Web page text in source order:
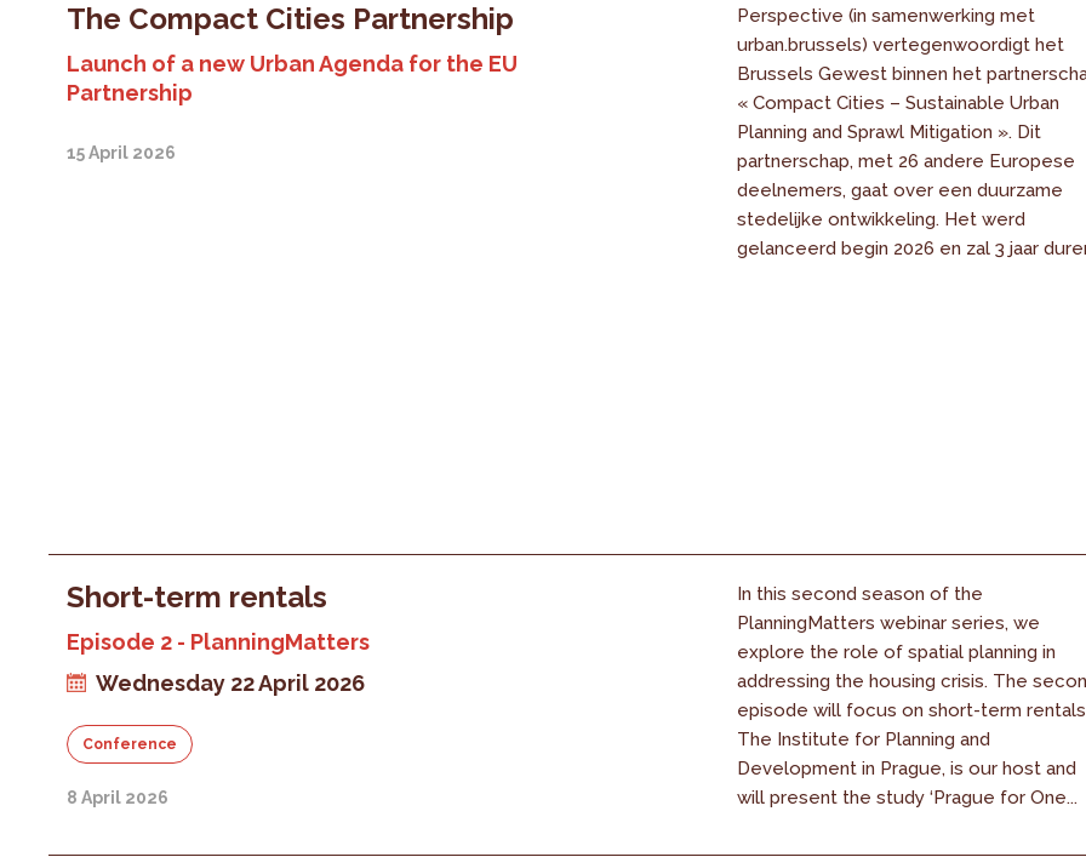
The Compact Cities Partnership
Launch of a new Urban Agenda for the EU
Partnership
15 April 2026
Perspective (in samenwerking met
urban.brussels) vertegenwoordigt het
Brussels Gewest binnen het
« Compact Cities – Sustainable Urban
Planning and Sprawl Mitigation ». Dit
partnerschap, met 26 andere Europese
deelnemers, gaat over een duurzame
stedelijke ontwikkeling. Het werd
gelanceerd begin 2026 en zal 3 jaar
Short-term rentals
Episode 2 - PlanningMatters
Wednesday 22 April 2026
Conference
8 April 2026
In this second season of the
PlanningMatters webinar series, we
explore the role of spatial planning in
addressing the housing crisis. The
episode will focus on short-term
The Institute for Planning and
Development in Prague, is our host and
will present the study ‘Prague for One...